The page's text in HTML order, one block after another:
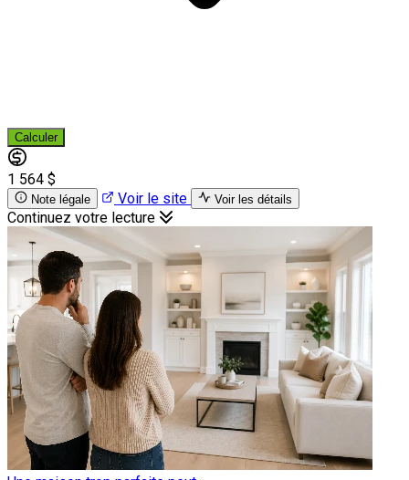
Calculer
1 564 $
Note légale Voir le site Voir les détails
Continuez votre lecture